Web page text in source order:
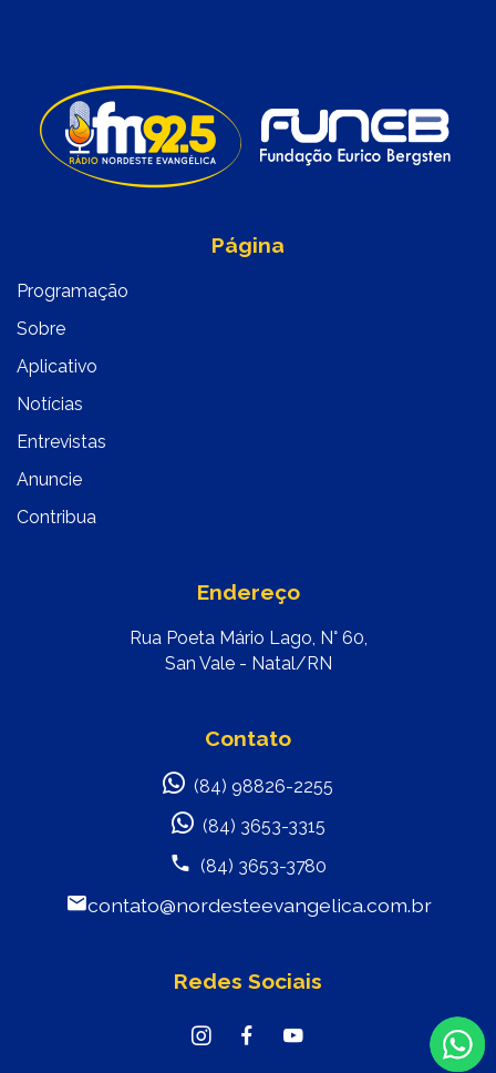
Página
Programação
Sobre
Aplicativo
Notícias
Entrevistas
Anuncie
Contribua
Endereço
Rua Poeta Mário Lago, N° 60,
San Vale - Natal/RN
Contato
(84) 98826-2255
(84) 3653-3315
(84) 3653-3780
contato@nordesteevangelica.com.br
Redes Sociais